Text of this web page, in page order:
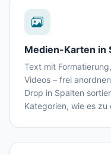
Medien-Karten in
Text mit
Videos – frei
Drop in Spalten
Kategorien, wie es zu